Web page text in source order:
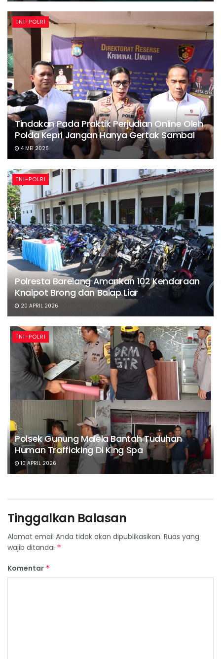
TNI-POLRI
Tindakan Pada Praktik Perjudian Online Oleh
Polda Kepri Jangan Hanya Gertak Sambal
4 MEI 2026
TNI-POLRI
Polresta Barelang Amankan 102 Kendaraan
Knalpot Brong dan Balap Liar
20 APRIL 2026
TNI-POLRI
Polsek Gunung Malela Bantah Tuduhan
Human Trafficking Di King Spa
10 APRIL 2026
Tinggalkan Balasan
Alamat email Anda tidak akan dipublikasikan. Ruas yang
wajib ditandai *
Komentar *